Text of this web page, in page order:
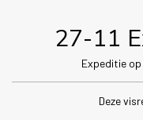
27-11
Expeditie
Deze